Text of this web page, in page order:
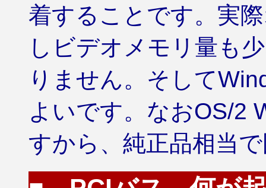
着することです。実
しビデオメモリ量も
りません。そして
よいです。なおOS/2
すから、純正品相当